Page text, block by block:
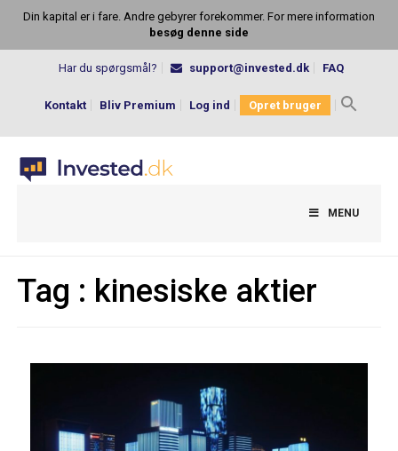
Din kapital er i fare. Andre gebyrer forekommer. For mere information
besøg denne side
Har du spørgsmål? support@invested.dk FAQ
Kontakt Bliv Premium Log ind Opret bruger
Search
MENU
Tag : kinesiske aktier